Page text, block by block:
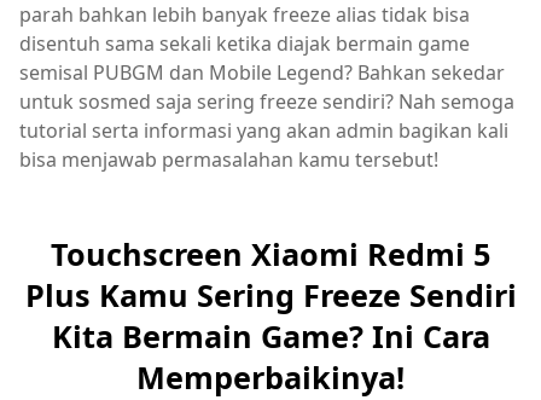
parah bahkan lebih banyak freeze alias tidak bisa
disentuh sama sekali ketika diajak bermain game
semisal PUBGM dan Mobile Legend? Bahkan sekedar
untuk sosmed saja sering freeze sendiri? Nah semoga
tutorial serta informasi yang akan admin bagikan kali
bisa menjawab permasalahan kamu tersebut!
Touchscreen Xiaomi Redmi 5
Plus Kamu Sering Freeze Sendiri
Kita Bermain Game? Ini Cara
Memperbaikinya!